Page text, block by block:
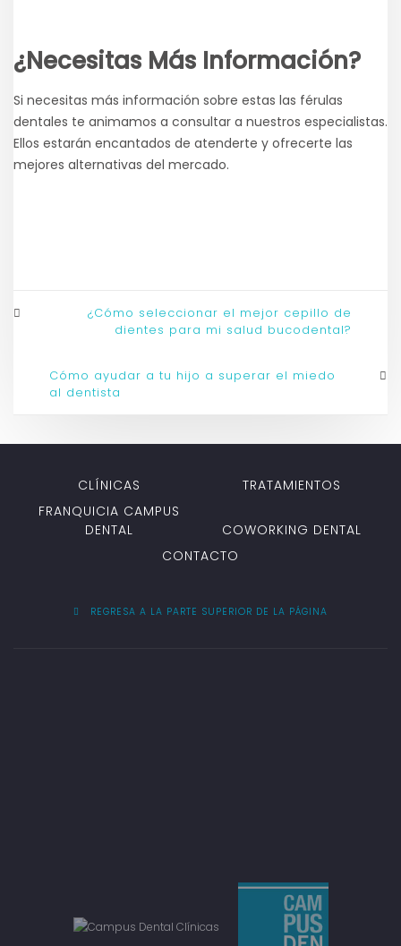
¿Necesitas Más Información?
Si necesitas más información sobre estas las férulas
dentales te animamos a consultar a nuestros especialistas.
Ellos estarán encantados de atenderte y ofrecerte las
mejores alternativas del mercado.
¿Cómo seleccionar el mejor cepillo de
dientes para mi salud bucodental?
Cómo ayudar a tu hijo a superar el miedo
al dentista
CLÍNICAS
TRATAMIENTOS
FRANQUICIA CAMPUS
DENTAL
COWORKING DENTAL
CONTACTO
REGRESA A LA PARTE SUPERIOR DE LA PÁGINA